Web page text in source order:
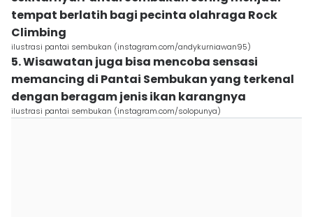
tempat berlatih bagi pecinta olahraga Rock
Climbing
ilustrasi pantai sembukan (instagram.com/andykurniawan95)
5. Wisawatan juga bisa mencoba sensasi
memancing di Pantai Sembukan yang terkenal
dengan beragam jenis ikan karangnya
ilustrasi pantai sembukan (instagram.com/solopunya)